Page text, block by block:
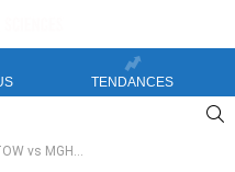
TENDANCES
fuite et fusion, quelle voie pour la masculinité du XXIe siècle ?